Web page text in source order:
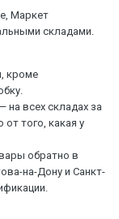
Маркет
складами.
кроме
на всех складах за
того, какая у
обратно в
на-Дону и Санкт-